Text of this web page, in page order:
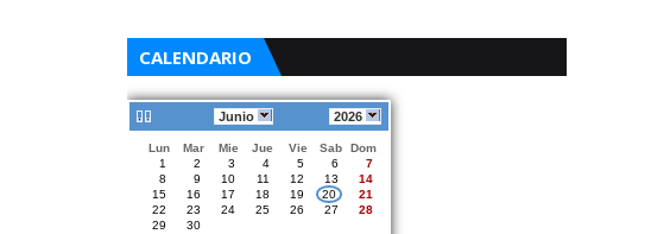
CALENDARIO
Junio 2026
Lun Mar Mie Jue Vie Sab
Dom
1
2 3 4 5 6
7
8
9 10 11 12 13
14
15
16 17 18 19 20
21
22
23 24 25 26 27
28
29
30